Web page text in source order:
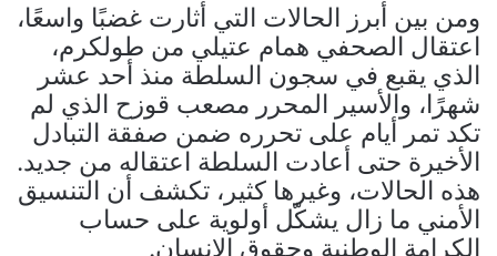
ومن بين أبرز الحالات التي أثارت غضبًا واسعًا،
اعتقال الصحفي همام عتيلي من طولكرم،
الذي يقبع في سجون السلطة منذ أحد عشر
شهرًا، والأسير المحرر مصعب قوزح الذي لم
تكد تمر أيام على تحرره ضمن صفقة التبادل
الأخيرة حتى أعادت السلطة اعتقاله من جديد.
هذه الحالات، وغيرها كثير، تكشف أن التنسيق
الأمني ما زال يشكّل أولوية على حساب
الكرامة الوطنية وحقوق الإنسان.